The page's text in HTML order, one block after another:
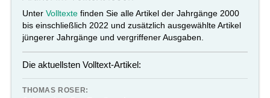
UnterVolltexte finden Sie alle Artikel der Jahrgänge 2000
bis einschließlich 2022 und zusätzlich ausgewählte Artikel
jüngerer Jahrgänge und vergriffener Ausgaben.
Die aktuellsten Volltext-Artikel:
THOMAS ROSER: